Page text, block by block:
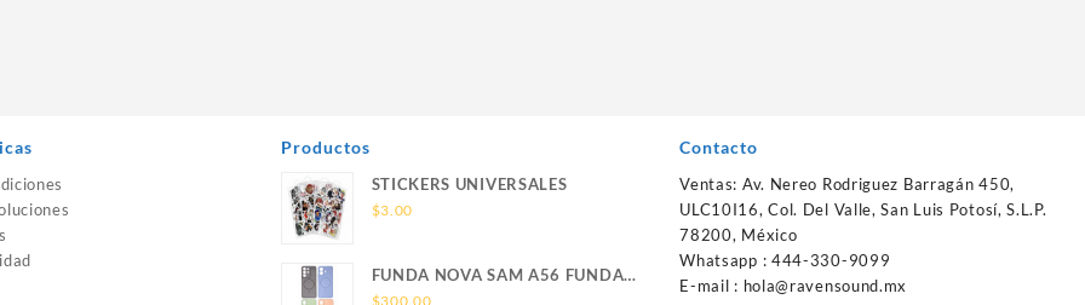
Productos
STICKERS UNIVERSALES
$3.00
FUNDA NOVA SAM A56 FUNDA
SILICONA SIN SOPORTE
$300.00
Contacto
Ventas: Av. Nereo Rodriguez Barragán 450,
ULC10I16, Col. Del Valle, San Luis Potosí, S.L.P.
78200, México
Whatsapp : 444-330-9099
E-mail : hola@ravensound.mx